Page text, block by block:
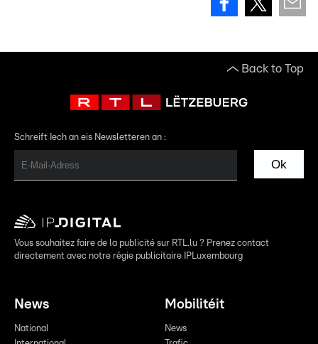
Back to Top
Schreift Iech an eis Newsletteren an :
Ok
Vous souhaitez faire de la publicité sur RTL.lu ? Prenez contact
directement avec notre régie publicitaire IPLuxembourg
News
National
Mobilitéit
News